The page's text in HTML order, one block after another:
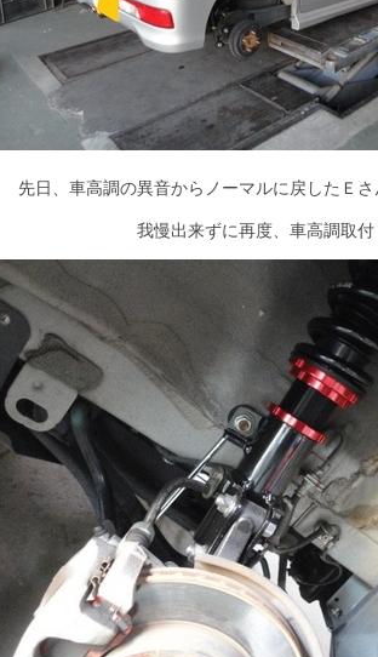
先日、車高調の異音からノーマルに戻したＥ
我慢出来ずに再度、車高調取